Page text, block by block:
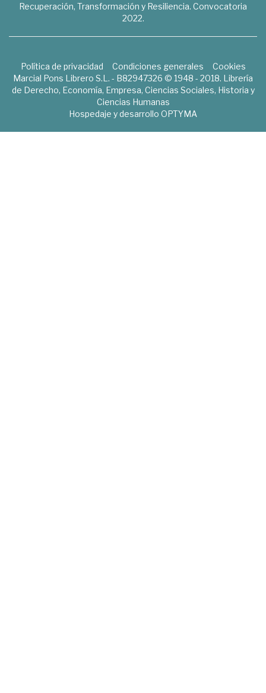
Recuperación, Transformación y Resiliencia. Convocatoria
2022.
Política de privacidad Condiciones generales
Cookies
Marcial Pons Librero S.L. - B82947326 © 1948 - 2018. Librería
de Derecho, Economía, Empresa, Ciencias Sociales, Historia y
Ciencias Humanas
Hospedaje y desarrollo OPTYMA